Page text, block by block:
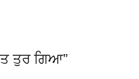
ਤੁਰ ਗਿਆ”